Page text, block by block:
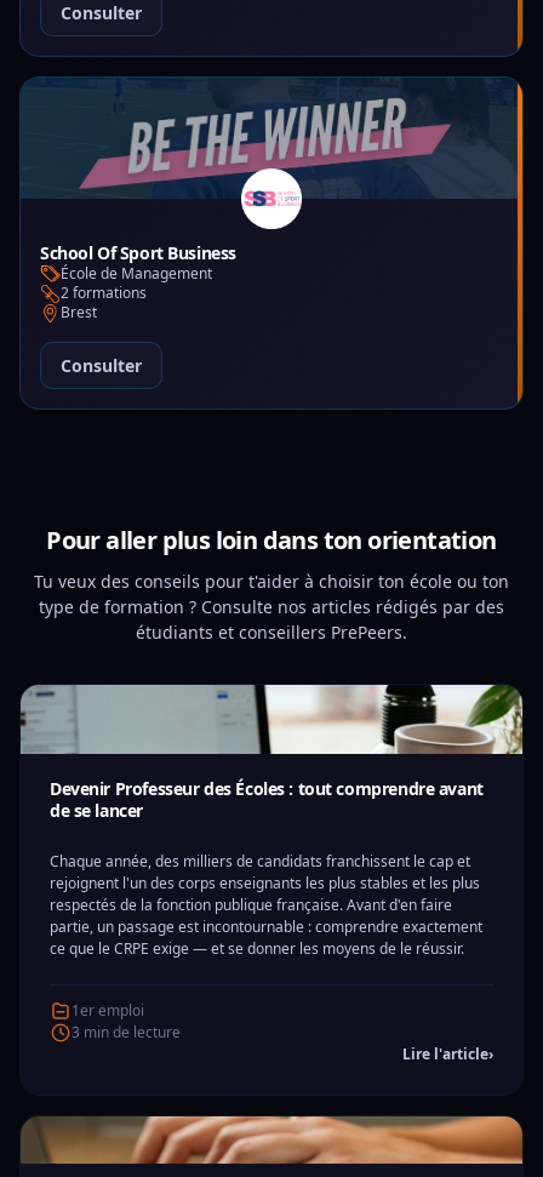
Consulter
School Of Sport Business
École de Management
2 formations
Brest
Consulter
Pour aller plus loin dans ton orientation
Tu veux des conseils pour t'aider à choisir ton école ou ton
type de formation ? Consulte nos articles rédigés par des
étudiants et conseillers PrePeers.
Devenir Professeur des Écoles : tout comprendre avant
de se lancer
Chaque année, des milliers de candidats franchissent le cap et
rejoignent l'un des corps enseignants les plus stables et les plus
respectés de la fonction publique française. Avant d'en faire
partie, un passage est incontournable : comprendre exactement
ce que le CRPE exige — et se donner les moyens de le réussir.
1er emploi
3 min de lecture
Lire l'article›